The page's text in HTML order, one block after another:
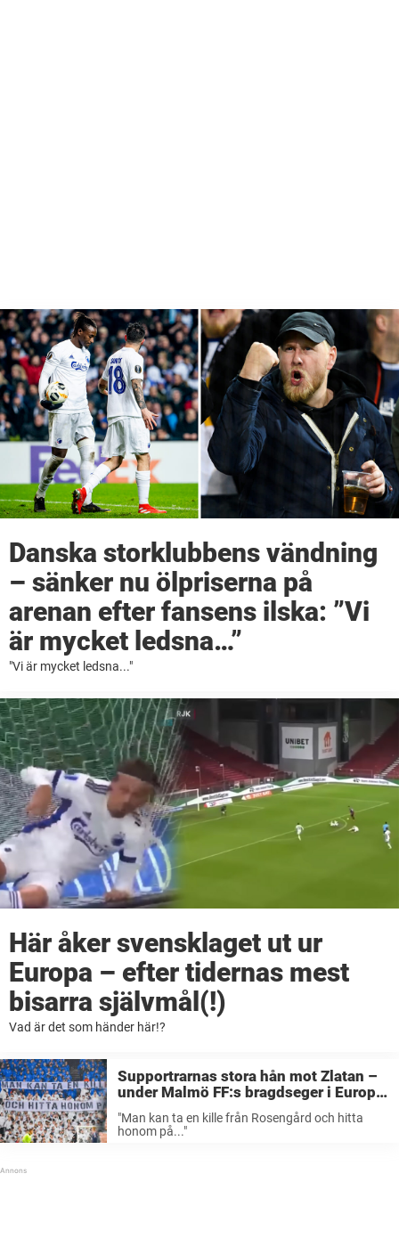
Danska storklubbens vändning
– sänker nu ölpriserna på
arenan efter fansens ilska: ”Vi
är mycket ledsna…”
"Vi är mycket ledsna..."
Här åker svensklaget ut ur
Europa – efter tidernas mest
bisarra självmål(!)
Vad är det som händer här!?
Supportrarnas stora hån mot Zlatan –
under Malmö FF:s bragdseger i Europa
"Man kan ta en kille från Rosengård och hitta
honom på..."